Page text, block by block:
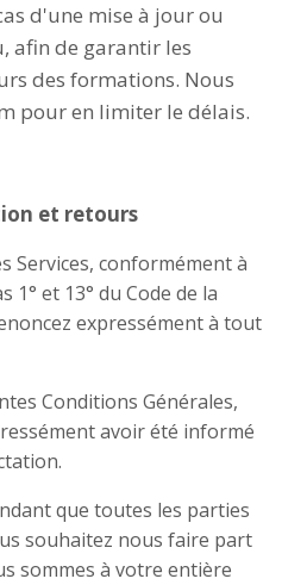
d'une mise à jour ou
afin de garantir les
des formations. Nous
pour en limiter le délais.
et retours
Services, conformément à
1° et 13° du Code de la
expressément à tout
Conditions Générales,
avoir été informé
que toutes les parties
souhaitez nous faire part
sommes à votre entière